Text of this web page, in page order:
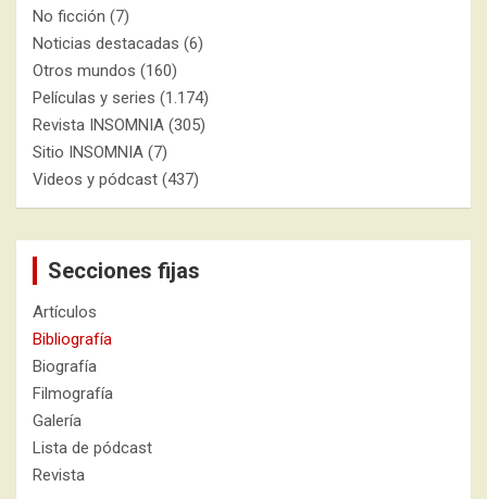
No ficción (7)
Noticias destacadas (6)
Otros mundos (160)
Películas y series (1.174)
Revista INSOMNIA (305)
Sitio INSOMNIA (7)
Videos y pódcast (437)
Secciones fijas
Artículos
Bibliografía
Biografía
Filmografía
Galería
Lista de pódcast
Revista